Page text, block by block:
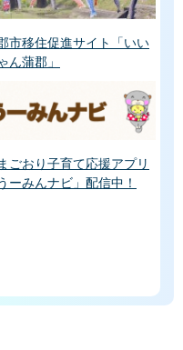
市移住促進サイト「いい
ん蒲郡」
ごおり子育て応援アプリ
うーみんナビ」配信中！